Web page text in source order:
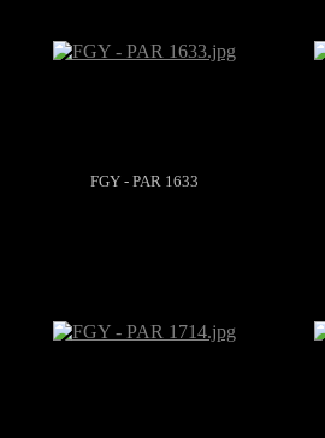
FGY - PAR 1633